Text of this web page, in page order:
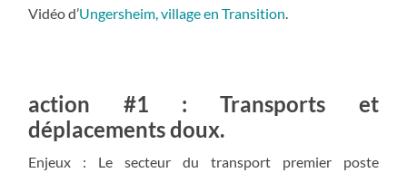
Vidéo d’Ungersheim, village en Transition
action #1 : Transports et
déplacements doux.
Enjeux : Le secteur du transport premier poste